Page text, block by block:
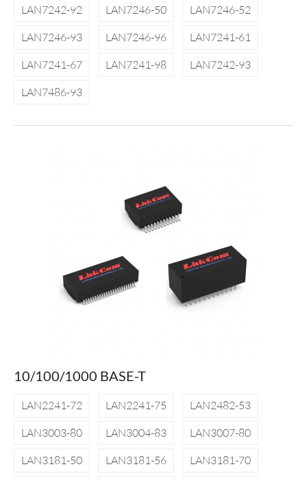
LAN7242-92
LAN7246-50
LAN7246-52
LAN7246-93
LAN7246-96
LAN7241-61
LAN7241-67
LAN7241-98
LAN7242-93
LAN7486-93
10/100/1000 BASE-T
LAN2241-72 LAN2241-75
LAN2482-53
LAN3003-80
LAN3004-83
LAN3007-80
LAN3181-50
LAN3181-56
LAN3181-70